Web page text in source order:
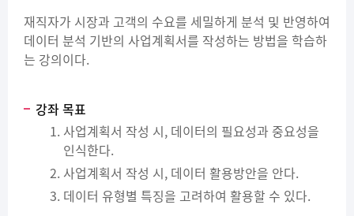
재직자가 시장과 고객의 수요를 세밀하게 분석 및 반영하여
데이터 분석 기반의 사업계획서를 작성하는 방법을 학습하
는 강의이다.
강좌 목표
사업계획서 작성 시, 데이터의 필요성과 중요성을
인식한다.
사업계획서 작성 시, 데이터 활용방안을 안다.
데이터 유형별 특징을 고려하여 활용할 수 있다.